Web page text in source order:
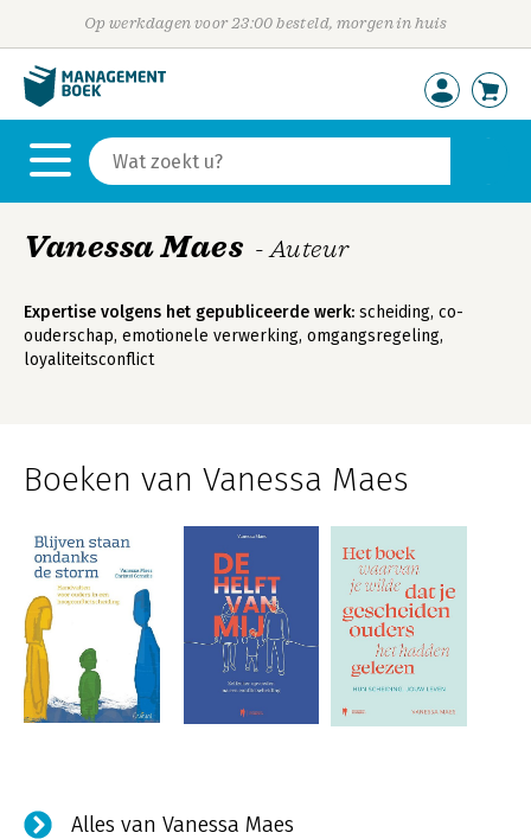
Op werkdagen voor 23:00 besteld, morgen in huis
Vanessa Maes - Auteur
Expertise volgens het gepubliceerde werk: scheiding, co-
ouderschap, emotionele verwerking, omgangsregeling,
loyaliteitsconflict
Boeken van Vanessa Maes
Alles van Vanessa Maes